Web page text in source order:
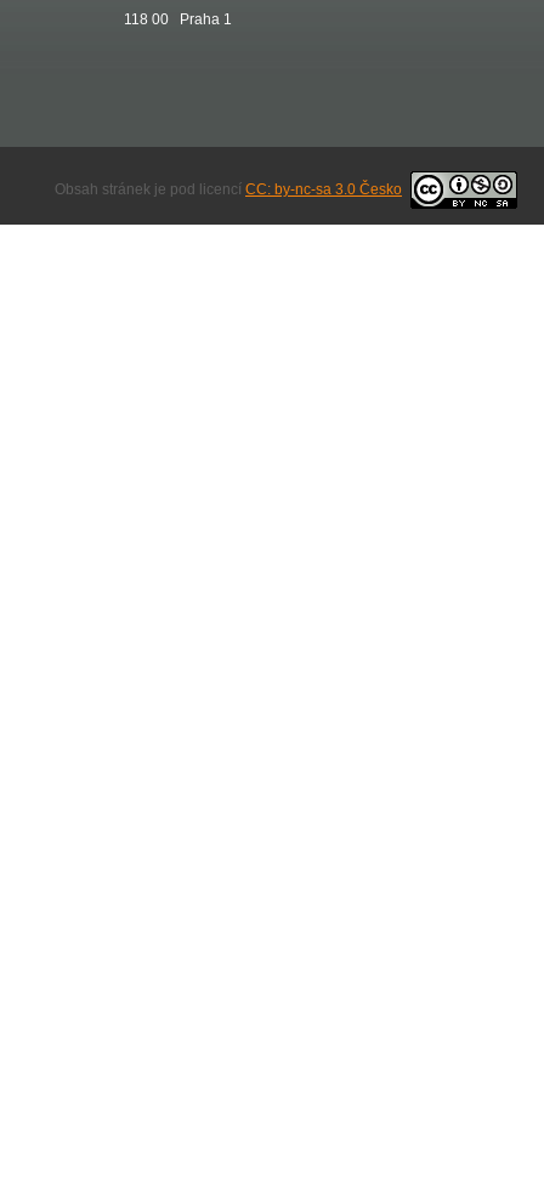
118 00 Praha 1
Obsah stránek je pod licencí CC: by-nc-sa 3.0 Česko